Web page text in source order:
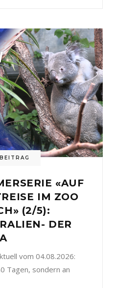
«AUF
IM ZOO
(2/5):
DER
vom 04.08.2026:
Tagen, sondern an